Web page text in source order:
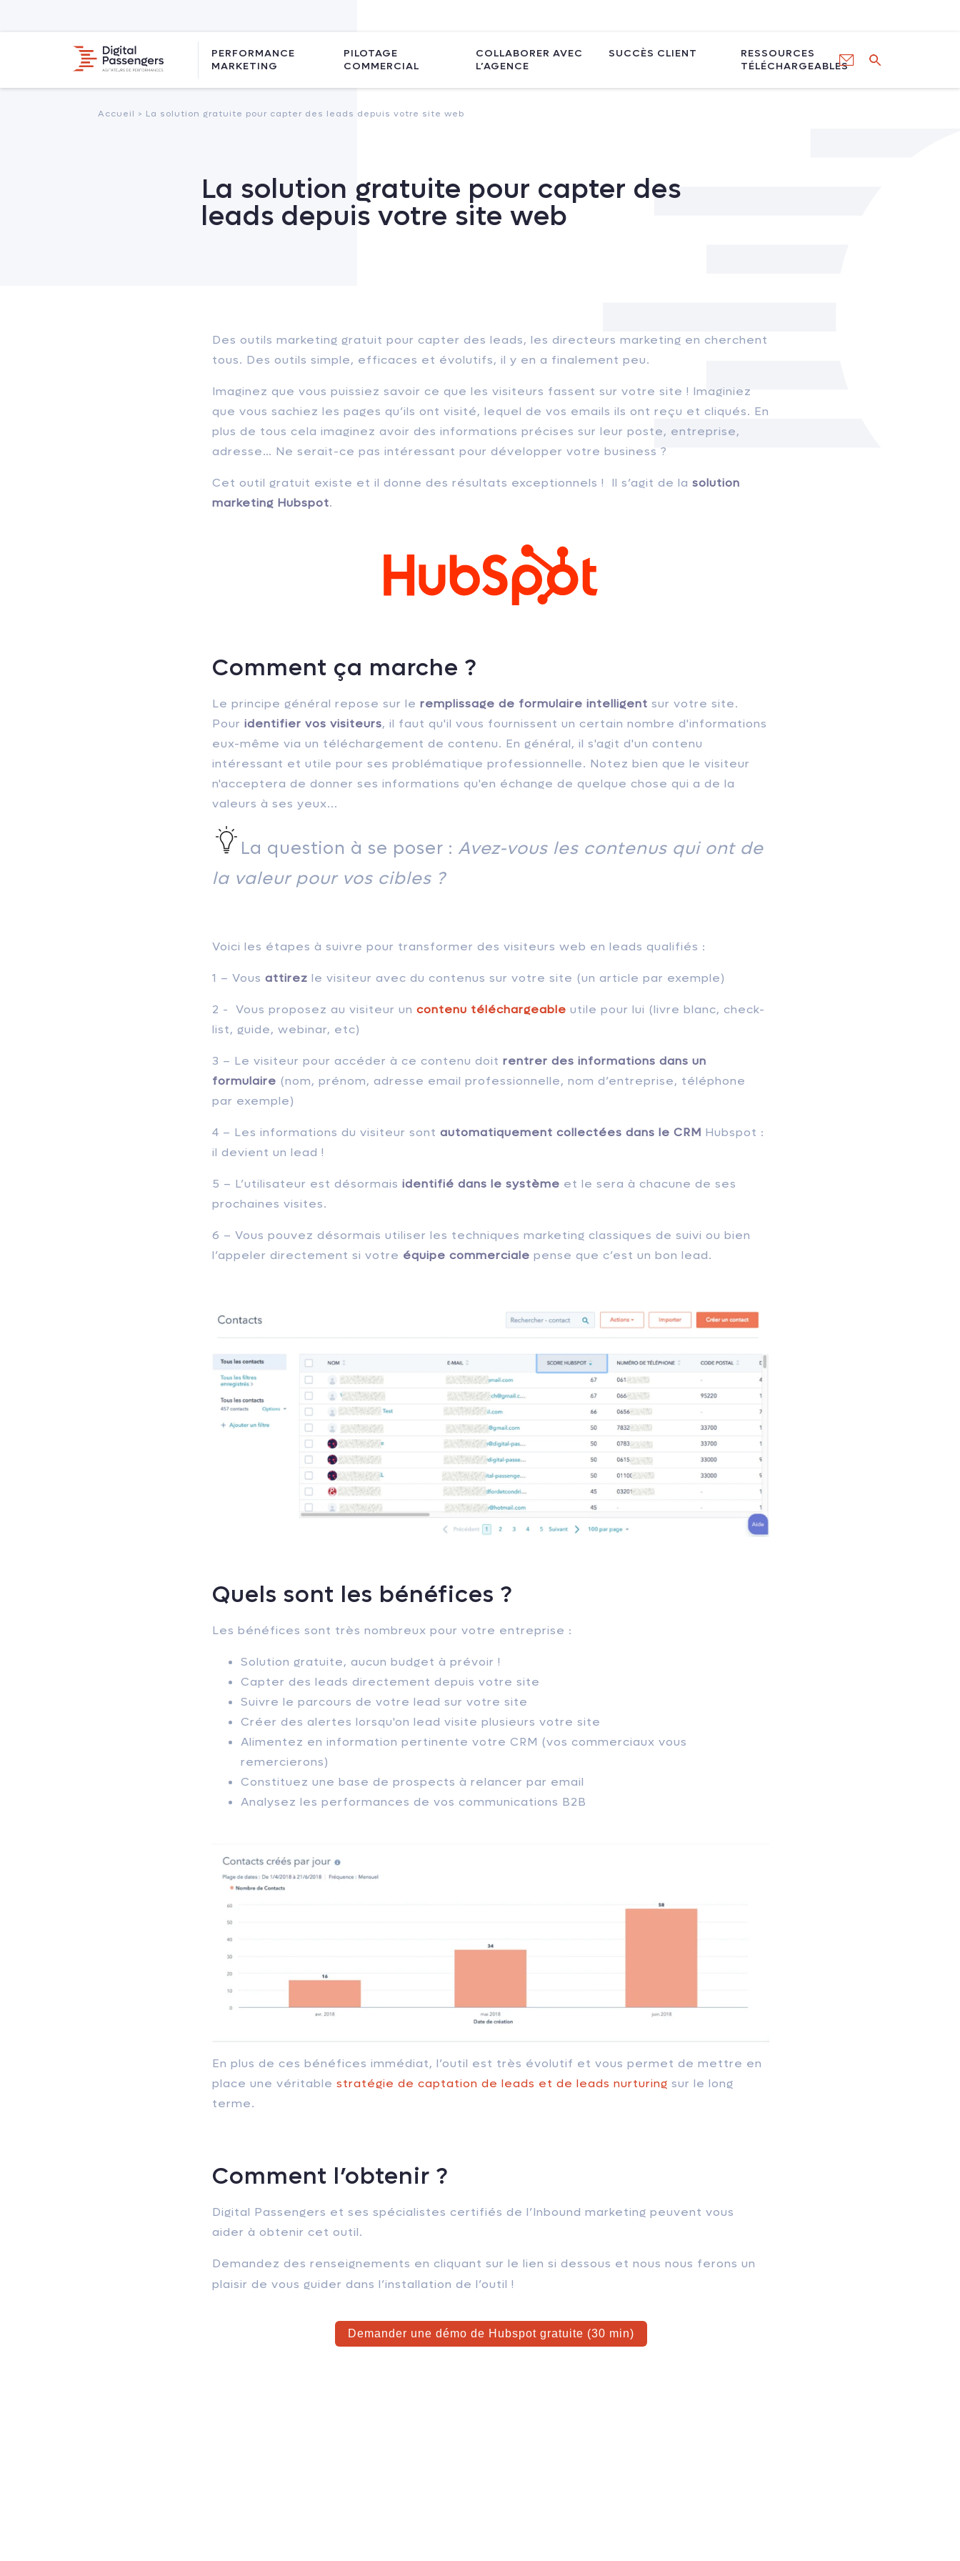
PERFORMANCE
MARKETING
PILOTAGE
COMMERCIAL
COLLABORER AVEC
L’AGENCE
SUCCÈS CLIENT
RESSOURCES
TÉLÉCHARGEABLES
Accueil > La solution gratuite pour capter des leads depuis votre site web
La solution gratuite pour capter des
leads depuis votre site web
Des outils marketing gratuit pour capter des leads, les directeurs marketing en cherchent
tous. Des outils simple, efficaces et évolutifs, il y en a finalement peu.
Imaginez que vous puissiez savoir ce que les visiteurs fassent sur votre site ! Imaginiez
que vous sachiez les pages qu’ils ont visité, lequel de vos emails ils ont reçu et cliqués. En
plus de tous cela imaginez avoir des informations précises sur leur poste, entreprise,
adresse… Ne serait-ce pas intéressant pour développer votre business ?
Cet outil gratuit existe et il donne des résultats exceptionnels ! Il s’agit de la solution
marketing Hubspot.
Comment ça marche ?
Le principe général repose sur le remplissage de formulaire intelligent sur votre site.
Pour identifier vos visiteurs, il faut qu'il vous fournissent un certain nombre d'informations
eux-même via un téléchargement de contenu. En général, il s'agit d'un contenu
intéressant et utile pour ses problématique professionnelle. Notez bien que le visiteur
n'acceptera de donner ses informations qu'en échange de quelque chose qui a de la
valeurs à ses yeux...
La question à se poser : Avez-vous les contenus qui ont de
la valeur pour vos cibles ?
Voici les étapes à suivre pour transformer des visiteurs web en leads qualifiés :
1 – Vous attirez le visiteur avec du contenus sur votre site (un article par exemple)
2 - Vous proposez au visiteur un contenu téléchargeable utile pour lui (livre blanc, check-
list, guide, webinar, etc)
3 – Le visiteur pour accéder à ce contenu doit rentrer des informations dans un
formulaire (nom, prénom, adresse email professionnelle, nom d’entreprise, téléphone
par exemple)
4 – Les informations du visiteur sont automatiquement collectées dans le CRM Hubspot :
il devient un lead !
5 – L’utilisateur est désormais identifié dans le système et le sera à chacune de ses
prochaines visites.
6 – Vous pouvez désormais utiliser les techniques marketing classiques de suivi ou bien
l’appeler directement si votre équipe commerciale pense que c’est un bon lead.
Quels sont les bénéfices ?
Les bénéfices sont très nombreux pour votre entreprise :
Solution gratuite, aucun budget à prévoir !
Capter des leads directement depuis votre site
Suivre le parcours de votre lead sur votre site
Créer des alertes lorsqu'on lead visite plusieurs votre site
Alimentez en information pertinente votre CRM (vos commerciaux vous
remercierons)
Constituez une base de prospects à relancer par email
Analysez les performances de vos communications B2B
En plus de ces bénéfices immédiat, l’outil est très évolutif et vous permet de mettre en
place une véritable stratégie de captation de leads et de leads nurturing sur le long
terme.
Comment l’obtenir ?
Digital Passengers et ses spécialistes certifiés de l’Inbound marketing peuvent vous
aider à obtenir cet outil.
Demandez des renseignements en cliquant sur le lien si dessous et nous nous ferons un
plaisir de vous guider dans l’installation de l’outil !
Demander une démo de Hubspot gratuite (30 min)